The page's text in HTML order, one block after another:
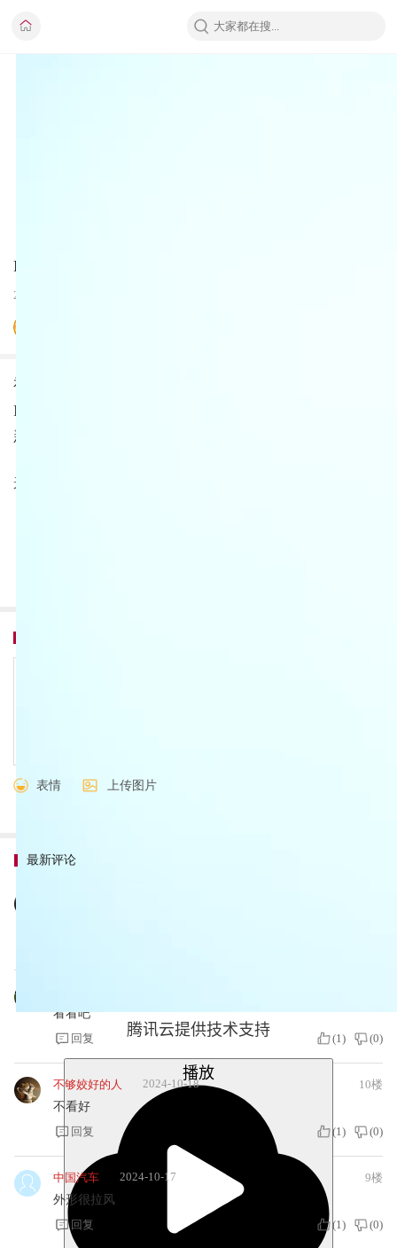
腾讯云提供技术支持
播放
MG ES5来了，元PLUS、银河E5接招！
2024-10-16
视频详情：A级纯电SUV的竞争可谓激烈，比亚迪元
PLUS、吉利银河E5都是目前强有力的选手，MG的全
新车型ES5，能和它们打
来自：新车评
表情 上传图片
最新评论
看看吧
回复
(1 ) (0)
不够姣好的人 2024-10-18
10楼
不看好
回复
(1 ) (0)
中国汽车 2024-10-17
9楼
外形很拉风
回复
(1 ) (0)